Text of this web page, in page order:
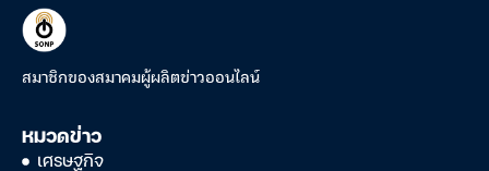
สมาชิกของสมาคมผู้ผลิตข่าวออนไลน์
หมวดข่าว
เศรษฐกิจ